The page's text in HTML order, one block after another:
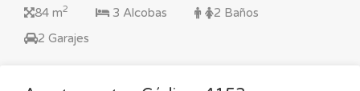
84 m2 3 Alcobas
2 Baños
2 Garajes